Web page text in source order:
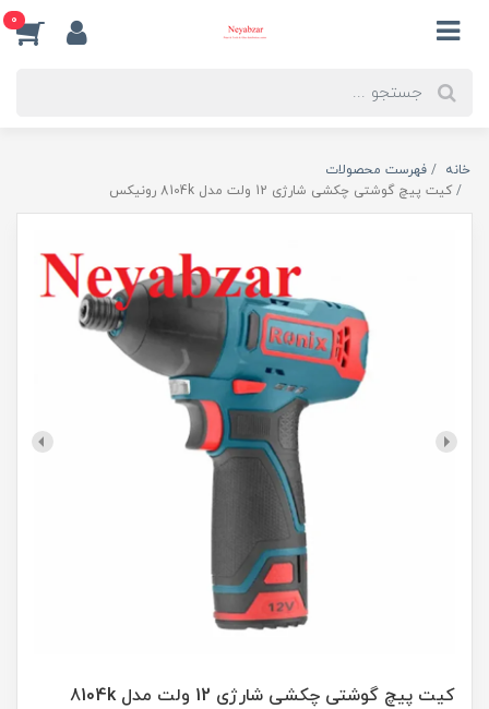
0
خانه
فهرست محصولات
کیت پیچ گوشتی چکشی شارژی 12 ولت مدل 8104k رونیکس
کیت پیچ گوشتی چکشی شارژی 12 ولت مدل 8104k